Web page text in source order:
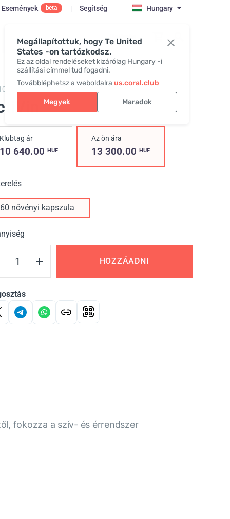
Megállapítottuk, hogy Te United
States -on tartózkodsz.
Ez az oldal rendeléseket kizárólag Hungary -i
szállítási címmel tud fogadni.
Továbbléphetsz a weboldalra us.coral.club
Megyek Maradok
Események beta | Segítség Hungary
Belépés
Klubtag ár
10 640.00 HUF
Az ön ára
13 300.00 HUF
60 növényi kapszula
HOZZÁADNI
fokozza a szív- és érrendszer